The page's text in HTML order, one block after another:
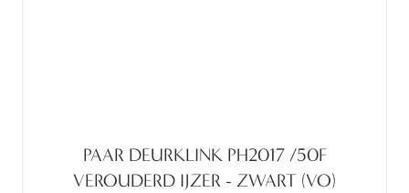
PAAR DEURKLINK PH2017 /50F
VEROUDERD IJZER - ZWART (VO)